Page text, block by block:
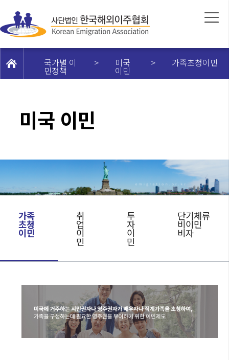
국가별 이
민정책
> 미국
이민
> 가족초청이민
미국 이민
가족
초청
이민
취
업
이
민
투
자
이
민
단기체류
비이민
비자